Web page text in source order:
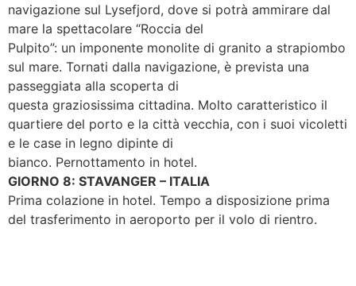
navigazione sul Lysefjord, dove si potrà ammirare dal
mare la spettacolare “Roccia del
Pulpito”: un imponente monolite di granito a strapiombo
sul mare. Tornati dalla navigazione, è prevista una
passeggiata alla scoperta di
questa graziosissima cittadina. Molto caratteristico il
quartiere del porto e la città vecchia, con i suoi vicoletti
e le case in legno dipinte di
bianco. Pernottamento in hotel.
GIORNO 8: STAVANGER – ITALIA
Prima colazione in hotel. Tempo a disposizione prima
del trasferimento in aeroporto per il volo di rientro.